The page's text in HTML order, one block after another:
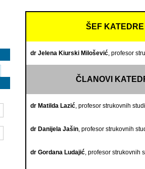
ŠEF KATEDRE
dr Jelena Kiurski Milošević, profesor
ČLANOVI
dr Matilda Lazić, profesor strukovnih
dr Danijela Jašin, profesor strukovnih
dr Gordana Ludajić, profesor strukovnih